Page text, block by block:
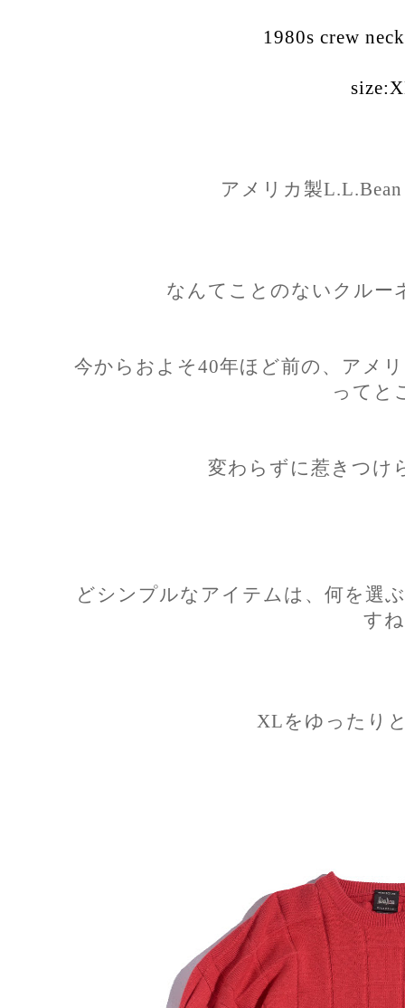
1980s crew
アメリカ製
なんてことのないクルー
今からおよそ40年ほど前の、アメ
ってと
変わらずに惹きつけ
どシンプルなアイテムは、何を選
すね
XLをゆったり